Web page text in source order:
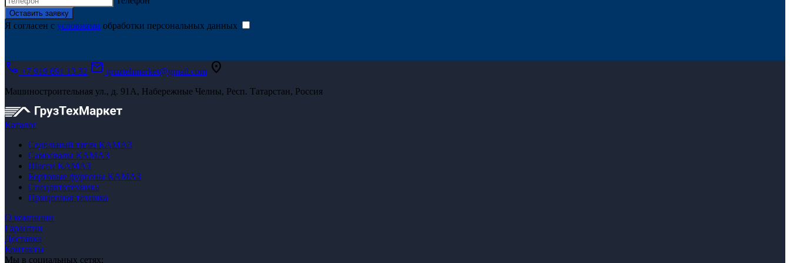
Оставить заявку
Я согласен с условиями обработки персональных данных
call +7 919 691 13 32 mail gruztehmarket@gmail.com location_on
Машиностроительная ул., д. 91А, Набережные Челны, Респ. Татарстан, Россия
Каталог
Седельный тягач КАМАЗ
Самосвалы КАМАЗ
Шасси КАМАЗ
Бортовые фургоны КАМАЗ
Спецавтотехника
Прицепная техника
О компании
Гарантии
Доставка
Контакты
Мы в социальных сетях: